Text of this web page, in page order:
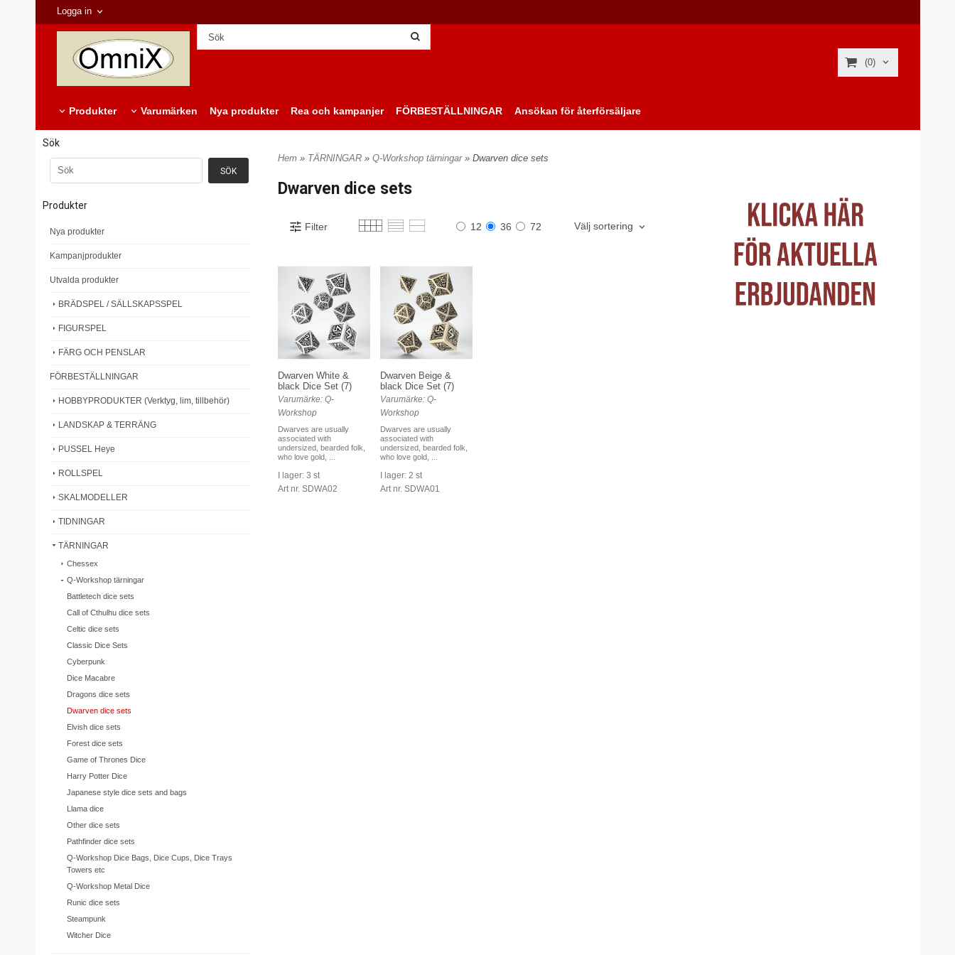
Logga in
(0)
Produkter Varumärken Nya produkter Rea och kampanjer FÖRBESTÄLLNINGAR Ansökan för återförsäljare
Sök
Produkter
Nya produkter
Kampanjprodukter
Utvalda produkter
BRÄDSPEL / SÄLLSKAPSSPEL
FIGURSPEL
FÄRG OCH PENSLAR
FÖRBESTÄLLNINGAR
HOBBYPRODUKTER (Verktyg, lim, tillbehör)
LANDSKAP & TERRÄNG
PUSSEL Heye
ROLLSPEL
SKALMODELLER
TIDNINGAR
TÄRNINGAR
Chessex
Q-Workshop tärningar
Battletech dice sets
Call of Cthulhu dice sets
Celtic dice sets
Classic Dice Sets
Cyberpunk
Dice Macabre
Dragons dice sets
Dwarven dice sets
Elvish dice sets
Forest dice sets
Game of Thrones Dice
Harry Potter Dice
Japanese style dice sets and bags
Llama dice
Other dice sets
Pathfinder dice sets
Q-Workshop Dice Bags, Dice Cups, Dice Trays
Towers etc
Q-Workshop Metal Dice
Runic dice sets
Steampunk
Witcher Dice
Hem » TÄRNINGAR » Q-Workshop tärningar » Dwarven dice sets
Dwarven dice sets
Filter 12 36 72 Välj sortering
Dwarven White &
black Dice Set (7)
Varumärke: Q-
Workshop
Dwarves are usually
associated with
undersized, bearded folk,
who love gold, ...
I lager: 3 st
Art nr. SDWA02
Dwarven Beige &
black Dice Set (7)
Varumärke: Q-
Workshop
Dwarves are usually
associated with
undersized, bearded folk,
who love gold, ...
I lager: 2 st
Art nr. SDWA01